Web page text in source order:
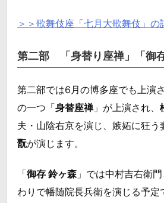
＞＞歌舞伎座「七月大歌舞伎」の
第二部 「身替り座禅」「御存
第二部では6月の博多座でも上演
の一つ「身替座禅」が上演され、
夫・山陰右京を演じ、嫉妬に狂う
翫が演じます。
「御存 鈴ヶ森」では中村吉右衛
わりで幡随院長兵衛を演じる予定